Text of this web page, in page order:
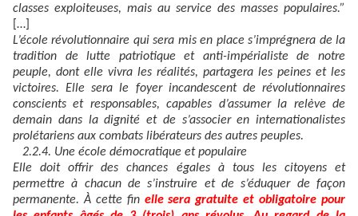
classes exploiteuses, mais au service des masses populaires.”
[…]
L’école révolutionnaire qui sera mis en place s’imprégnera de la
tradition de lutte patriotique et anti-impérialiste de notre
peuple, dont elle vivra les réalités, partagera les peines et les
victoires. Elle sera le foyer incandescent de révolutionnaires
conscients et responsables, capables d’assumer la relève de
demain dans la dignité et de s’associer en internationalistes
prolétariens aux combats libérateurs des autres peuples.
2.2.4. Une école démocratique et populaire
Elle doit offrir des chances égales à tous les citoyens et
permettre à chacun de s’instruire et de s’éduquer de façon
permanente. À cette fin elle sera gratuite et obligatoire pour